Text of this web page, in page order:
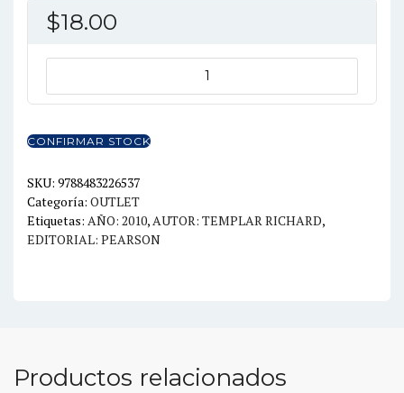
$18.00
SIN
UN
MISERABLE
cantidad
CONFIRMAR STOCK
SKU: 9788483226537
Categoría: OUTLET
Etiquetas: AÑO: 2010, AUTOR: TEMPLAR RICHARD,
EDITORIAL: PEARSON
Productos relacionados